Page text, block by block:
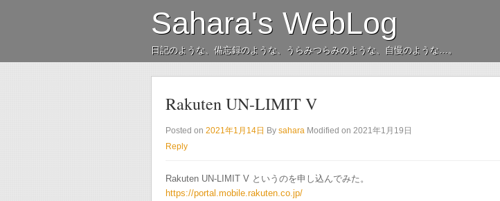
Sahara's WebLog
日記のような、備忘録のような、うらみつらみのような、自慢のような…。
Rakuten UN-LIMIT V
Posted on 2021年1月14日 By sahara Modified on 2021年1月19日
Reply
Rakuten UN-LIMIT V というのを申し込んでみた。
https://portal.mobile.rakuten.co.jp/